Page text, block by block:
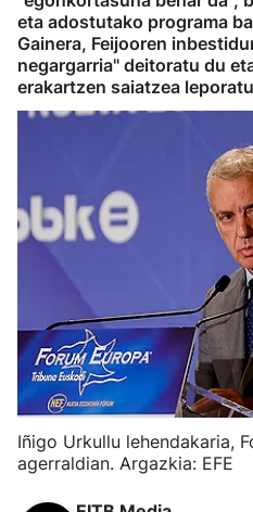
eta adostutako programa
Gainera, Feijooren
negargarria" deitoratu du
erakartzen saiatzea
Iñigo Urkullu lehendakaria,
agerraldian. Argazkia: EFE